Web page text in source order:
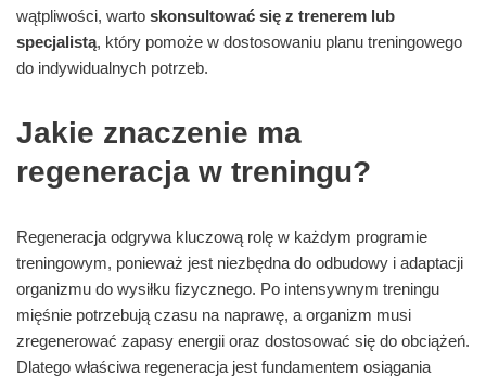
wątpliwości, warto skonsultować się z trenerem lub
specjalistą, który pomoże w dostosowaniu planu treningowego
do indywidualnych potrzeb.
Jakie znaczenie ma
regeneracja w treningu?
Regeneracja odgrywa kluczową rolę w każdym programie
treningowym, ponieważ jest niezbędna do odbudowy i adaptacji
organizmu do wysiłku fizycznego. Po intensywnym treningu
mięśnie potrzebują czasu na naprawę, a organizm musi
zregenerować zapasy energii oraz dostosować się do obciążeń.
Dlatego właściwa regeneracja jest fundamentem osiągania